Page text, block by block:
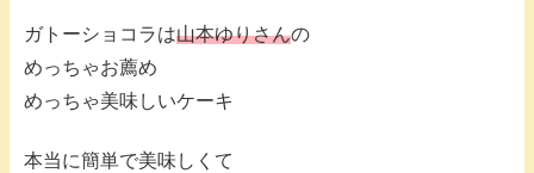
ガトーショコラは山本ゆりさんの
めっちゃお薦め
めっちゃ美味しいケーキ
本当に簡単で美味しくて